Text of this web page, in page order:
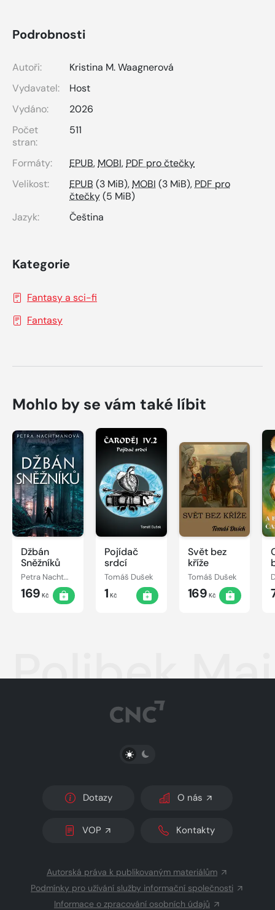
Podrobnosti
Autoři:
Kristina M. Waagnerová
Vydavatel:
Host
Vydáno:
2026
Počet
stran:
511
Formáty: EPUB, MOBI, PDF pro čtečky
Velikost:
EPUB (3 MiB), MOBI (3 MiB), PDF pro
čtečky(5 MiB)
Jazyk:
Čeština
Kategorie
Fantasy a sci-fi
Fantasy
Mohlo by se vám také líbit
Džbán
Sněžníků
Petra Nachtmanová
169 Kč
Pojídač
srdcí
Tomáš Dušek
1 Kč
Svět bez
kříže
Tomáš Dušek
169 Kč
Polibek
PŘEPNOUT SVĚTLÝ/TMAVÝ REŽIM
Dotazy O nás
VOP Kontakty
Autorská práva k publikovaným materiálům
Podmínky pro užívání služby informační společnosti
Informace o zpracování osobních údajů